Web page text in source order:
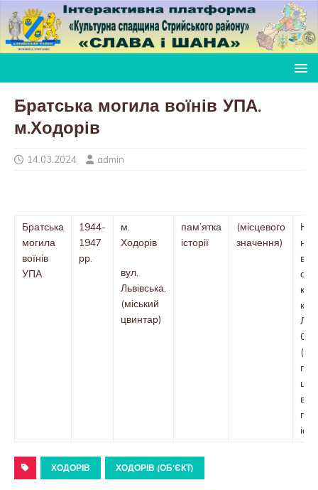
Братська могила воїнів УПА.
м.Ходорів
14.03.2024 admin
Братська
могила
воїнів
УПА
1944-
1947
рр.
м.
Ходорів
вул.
Львівська,
(міський
цвинтар)
пам’ятка
історії
(місцевого
значення)
ХОДОРІВ ХОДОРІВ (ОБ'ЄКТ)